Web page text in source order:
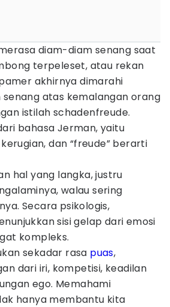
diam-diam senang saat
terpeleset, atau rekan
akhirnya dimarahi
senang atas kemalangan orang
istilah schadenfreude.
bahasa Jerman, yaitu
dan “freude” berarti
hal yang langka, justru
walau sering
Secara psikologis,
sisi gelap dari emosi
kompleks.
sekadar rasa puas,
dari iri, kompetisi, keadilan
ego. Memahami
hanya membantu kita